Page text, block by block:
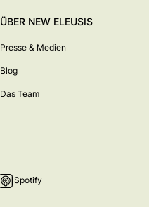
ÜBER NEW ELEUSIS
Presse & Medien
Blog
Das Team
Spotify